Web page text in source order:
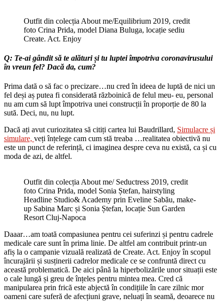
Outfit din colecția About me/Equilibrium 2019, credit
foto Crina Prida, model Diana Buluga, locație sediu
Create. Act. Enjoy
Q: Te-ai gândit să te alături și tu luptei împotriva coronavirusului
în vreun fel? Dacă da, cum?
Prima dată o să fac o precizare…nu cred în ideea de luptă de nici un
fel deși aș putea fi considerată războinică de felul meu- eu, personal
nu am cum să lupt împotriva unei construcții în proporție de 80 la
sută. Deci, nu, nu lupt.
Dacă ați avut curiozitatea să citiți cartea lui Baudrillard, Simulacre și
simulare, veți înțelege cam cum stă treaba …realitatea obiectivă nu
este un punct de referință, ci imaginea despre ceva nu există, ca și cu
moda de azi, de altfel.
Outfit din colecția About me/ Seductress 2019, credit
foto Crina Prida, model Sonia Ștefan, hairstyling
Headline Studio& Academy prin Eveline Sabău, make-
up Sabina Marc și Sonia Ștefan, locație Sun Garden
Resort Cluj-Napoca
Daaar…am toată compasiunea pentru cei suferinzi și pentru cadrele
medicale care sunt în prima linie. De altfel am contribuit printr-un
afiș la o campanie vizuală realizată de Create. Act. Enjoy în scopul
încurajării și susținerii cadrelor medicale ce se confruntă direct cu
această problematică. De aici până la hiperbolizările unor situații este
o cale lungă și greu de înțeles pentru mintea mea. Cred că
manipularea prin frică este abjectă în condițiile în care zilnic mor
oameni care suferă de afecțiuni grave, neluați în seamă, deoarece nu